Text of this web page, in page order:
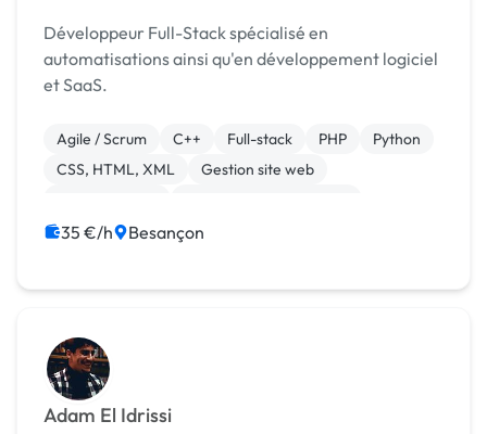
Développeur Full-Stack spécialisé en
automatisations ainsi qu'en développement logiciel
et SaaS.
Agile / Scrum C++ Full-stack PHP
Python
CSS, HTML, XML
Gestion site web
35 €/h Besançon
Adam El Idrissi